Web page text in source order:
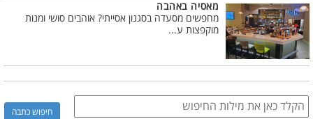
מאסיה באהבה
מחפשים מסעדה בסגנון אסייתי? אוהבים סושי ומנות
מוקפצות ע...